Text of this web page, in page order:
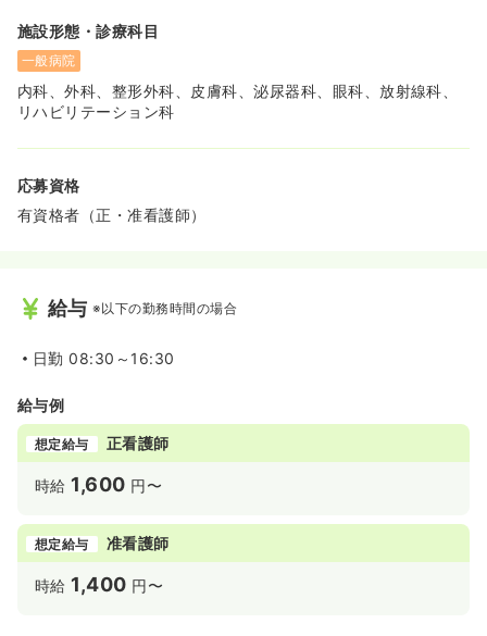
施設形態・診療科目
一般病院
内科、外科、整形外科、皮膚科、泌尿器科、眼科、放射線科、
リハビリテーション科
応募資格
有資格者（正・准看護師）
給与 ※以下の勤務時間の場合
日勤 08:30～16:30
給与例
想定給与 正看護師
時給 1,600 円〜
想定給与 准看護師
時給 1,400 円〜